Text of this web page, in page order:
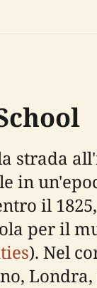
strada
in
il
per il
). Nel